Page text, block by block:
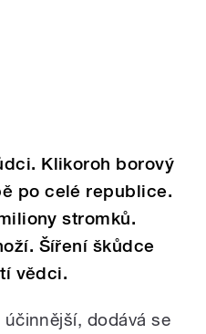
Klikoroh borový
po celé republice.
stromků.
Šíření škůdce
vědci.
účinnější, dodává se